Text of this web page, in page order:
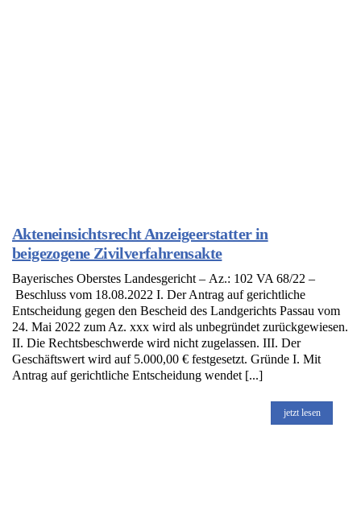
Akteneinsichtsrecht Anzeigeerstatter in
beigezogene Zivilverfahrensakte
Bayerisches Oberstes Landesgericht – Az.: 102 VA 68/22 –
Beschluss vom 18.08.2022 I. Der Antrag auf gerichtliche
Entscheidung gegen den Bescheid des Landgerichts Passau vom
24. Mai 2022 zum Az. xxx wird als unbegründet zurückgewiesen.
II. Die Rechtsbeschwerde wird nicht zugelassen. III. Der
Geschäftswert wird auf 5.000,00 € festgesetzt. Gründe I. Mit
Antrag auf gerichtliche Entscheidung wendet [...]
jetzt lesen